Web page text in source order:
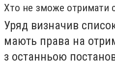
Хто не зможе отримати
Уряд визначив
мають права на
з останньою